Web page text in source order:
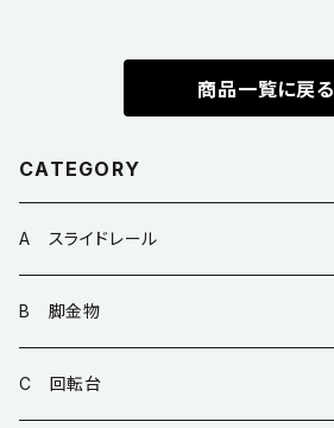
商品一覧に戻る
CATEGORY
A スライドレール
B 脚金物
C 回転台